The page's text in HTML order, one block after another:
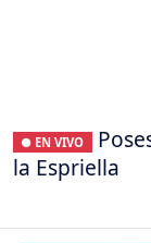
● EN VIVO
la Espriella